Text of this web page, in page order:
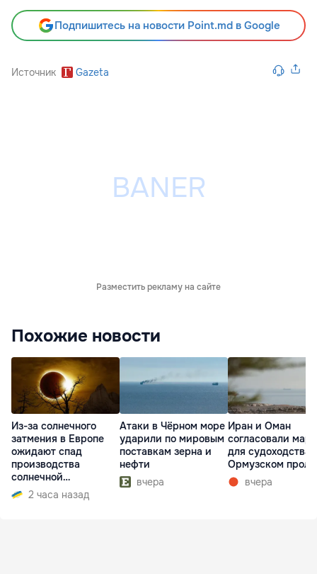
Подпишитесь на новости Point.md в Google
Источник Gazeta
Разместить рекламу на сайте
Похожие новости
Из-за солнечного
затмения в Европе
ожидают спад
производства
солнечной
электроэнергии
2 часа назад
Атаки в Чёрном море
ударили по мировым
поставкам зерна и
нефти
вчера
Иран и Оман
согласовали
для судоходства
Ормузском
вчера